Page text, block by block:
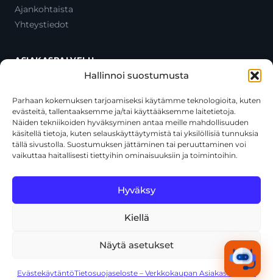
Hallinnoi suostumusta
Parhaan kokemuksen tarjoamiseksi käytämme teknologioita, kuten
evästeitä, tallentaaksemme ja/tai käyttääksemme laitetietoja.
Näiden tekniikoiden hyväksyminen antaa meille mahdollisuuden
käsitellä tietoja, kuten selauskäyttäytymistä tai yksilöllisiä tunnuksia
tällä sivustolla. Suostumuksen jättäminen tai peruuttaminen voi
vaikuttaa haitallisesti tiettyihin ominaisuuksiin ja toimintoihin.
Hyväksy
Kiellä
Näytä asetukset
EvästekäytäntöTietosuojaseloste – Verkkokaupan Asiakasrekisteri
Ajankohtaista
Yhteystiedot
ASIAKASPALVELU
Oma tili
Maksutavat
Toimitustavat
Usein kysytyt kysymykset
+358 44 270 3795
asiakaspalvelu@toolcat.fi
Käyttöehdot
Tekoälyn käyttö